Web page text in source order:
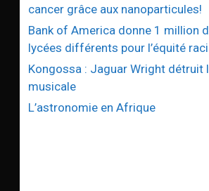
cancer grâce aux nanoparticules!
Bank of America donne 1 million
lycées différents pour l’équité
Kongossa : Jaguar Wright détruit
musicale
L’astronomie en Afrique